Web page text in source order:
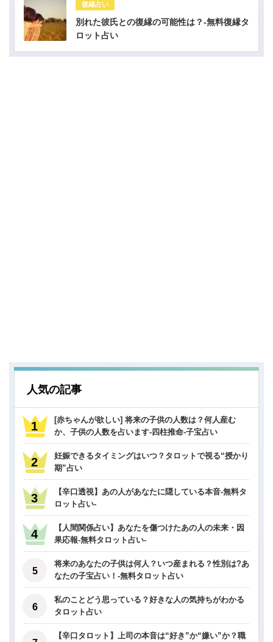
復縁占い
別れた彼氏との復縁の可能性は？-無料復縁タ
ロット占い
人気の記事
[赤ちゃんが欲しい] 将来の子供の人数は？何人産む
か、子供の人数を占います-四柱推命-子宝占い
妊娠できるタイミングはいつ？タロットで視る“授かり
期”占い
【辛口透視】あの人があなたに隠している本音-無料タ
ロット占い-
【人間関係占い】あなたを傷つけたあの人の未来・因
果応報-無料タロット占い-
将来のあなたの子供は何人？いつ産まれる？性別は?あ
なたの子宝占い！-無料タロット占い
私のことどう思っている？好きな人の気持ちがわかる
タロット占い
【辛口タロット】上司の本音は“好き”か“嫌い”か？職